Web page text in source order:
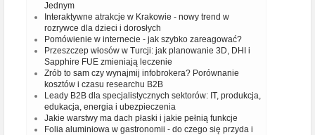
Jednym
Interaktywne atrakcje w Krakowie - nowy trend w
rozrywce dla dzieci i dorosłych
Pomówienie w internecie - jak szybko zareagować?
Przeszczep włosów w Turcji: jak planowanie 3D, DHI i
Sapphire FUE zmieniają leczenie
Zrób to sam czy wynajmij infobrokera? Porównanie
kosztów i czasu researchu B2B
Leady B2B dla specjalistycznych sektorów: IT, produkcja,
edukacja, energia i ubezpieczenia
Jakie warstwy ma dach płaski i jakie pełnią funkcje
Folia aluminiowa w gastronomii - do czego się przyda i